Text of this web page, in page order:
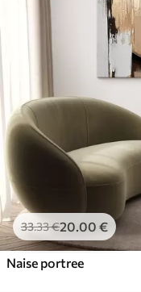
33.33€20.00 €
Naise portree